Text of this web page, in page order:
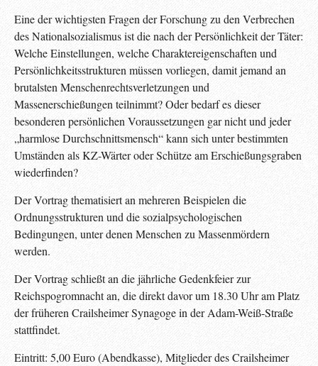
Eine der wichtigsten Fragen der Forschung zu den Verbrechen
des Nationalsozialismus ist die nach der Persönlichkeit der Täter:
Welche Einstellungen, welche Charaktereigenschaften und
Persönlichkeitsstrukturen müssen vorliegen, damit jemand an
brutalsten Menschenrechtsverletzungen und
Massenerschießungen teilnimmt? Oder bedarf es dieser
besonderen persönlichen Voraussetzungen gar nicht und jeder
„harmlose Durchschnittsmensch“ kann sich unter bestimmten
Umständen als KZ-Wärter oder Schütze am Erschießungsgraben
wiederfinden?
Der Vortrag thematisiert an mehreren Beispielen die
Ordnungsstrukturen und die sozialpsychologischen
Bedingungen, unter denen Menschen zu Massenmördern
werden.
Der Vortrag schließt an die jährliche Gedenkfeier zur
Reichspogromnacht an, die direkt davor um 18.30 Uhr am Platz
der früheren Crailsheimer Synagoge in der Adam-Weiß-Straße
stattfindet.
Eintritt: 5,00 Euro (Abendkasse), Mitglieder des Crailsheimer